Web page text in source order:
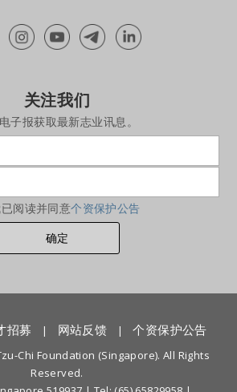
关注我们
子报获取最新志业讯息。
阅读并同意个资保护公告
招募 | 网站反馈 | 个资保护公告
Chi Foundation (Singapore). All Rights
Reserved.